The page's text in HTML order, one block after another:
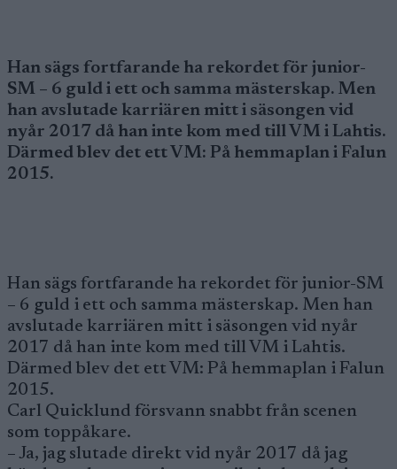
Han sägs fortfarande ha rekordet för junior-
SM – 6 guld i ett och samma mästerskap. Men
han avslutade karriären mitt i säsongen vid
nyår 2017 då han inte kom med till VM i Lahtis.
Därmed blev det ett VM: På hemmaplan i Falun
2015.
Han sägs fortfarande ha rekordet för junior-SM
– 6 guld i ett och samma mästerskap. Men han
avslutade karriären mitt i säsongen vid nyår
2017 då han inte kom med till VM i Lahtis.
Därmed blev det ett VM: På hemmaplan i Falun
2015.
Carl Quicklund försvann snabbt från scenen
som toppåkare.
– Ja, jag slutade direkt vid nyår 2017 då jag